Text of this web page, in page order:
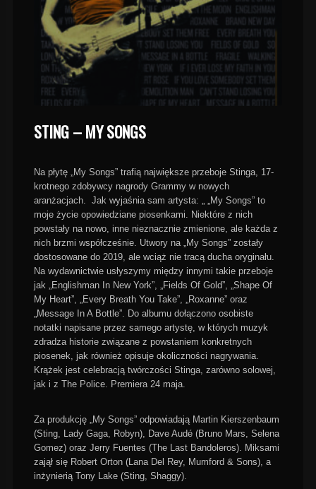
STING – MY SONGS
Na płytę „My Songs” trafią największe przeboje Stinga, 17-
krotnego zdobywcy nagrody Grammy w nowych
aranżacjach. Jak wyjaśnia sam artysta: „ „My Songs” to
moje życie opowiedziane piosenkami. Niektóre z nich
powstały na nowo, inne nieznacznie zmienione, ale każda z
nich brzmi współcześnie. Utwory na „My Songs” zostały
dostosowane do 2019, ale wciąż nie tracą ducha oryginału.
Na wydawnictwie usłyszymy między innymi takie przeboje
jak „Englishman In New York”, „Fields Of Gold”, „Shape Of
My Heart”, „Every Breath You Take”, „Roxanne” oraz
„Message In A Bottle”. Do albumu dołączono osobiste
notatki napisane przez samego artystę, w których muzyk
zdradza historie związane z powstaniem konkretnych
piosenek, jak również opisuje okoliczności nagrywania.
Krążek jest celebracją twórczości Stinga, zarówno solowej,
jak i z The Police. Premiera 24 maja.
Za produkcję „My Songs” odpowiadają Martin Kierszenbaum
(Sting, Lady Gaga, Robyn), Dave Audé (Bruno Mars, Selena
Gomez) oraz Jerry Fuentes (The Last Bandoleros). Miksami
zajął się Robert Orton (Lana Del Rey, Mumford & Sons), a
inżynierią Tony Lake (Sting, Shaggy).